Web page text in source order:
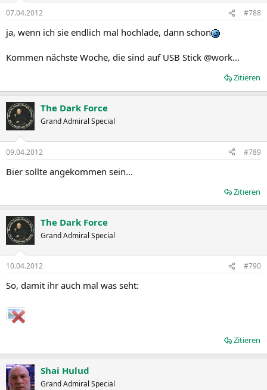
07.04.2012 #788
ja, wenn ich sie endlich mal hochlade, dann schon
Kommen nächste Woche, die sind auf USB Stick @work...
Zitieren
The Dark Force
Grand Admiral Special
09.04.2012 #789
Bier sollte angekommen sein...
Zitieren
The Dark Force
Grand Admiral Special
10.04.2012 #790
So, damit ihr auch mal was seht:
Zitieren
Shai Hulud
Grand Admiral Special